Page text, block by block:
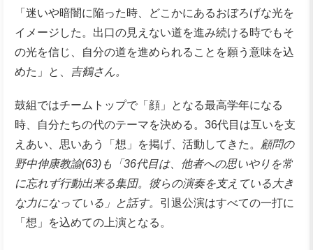
「迷いや暗闇に陥った時、どこかにあるおぼろげな光を
イメージした。出口の見えない道を進み続ける時でもそ
の光を信じ、自分の道を進められることを願う意味を込
めた」と、
吉鶴さん。
鼓組ではチームトップで「顔」となる最高学年になる
時、自分たちの代のテーマを決める。36代目は互いを支
えあい、思いあう「想」を掲げ、活動してきた。 顧問の
野中伸康教諭(63)も「36代目は、他者への思いやりを常
に忘れず行動出来る集団。彼らの演奏を支えている大き
な力になっている」と話す。 引退公演はすべての一打に
「想」を込めての上演となる。